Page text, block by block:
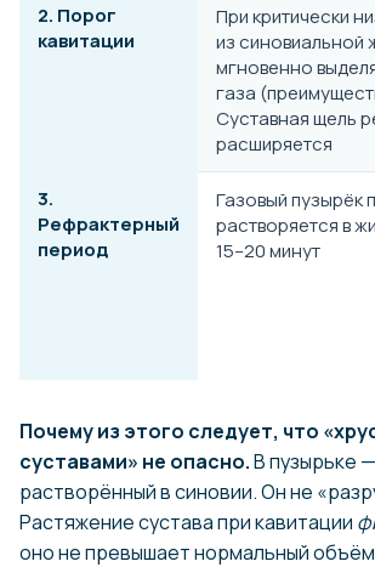
2. Порог
кавитации
При критически
из синовиальной
мгновенно
газа
Суставная щель
расширяется
3.
Рефрактерный
период
Газовый пузырёк
растворяется в
15–20 минут
Почему из этого следует, что
суставами» не опасно.В пузырьке
растворённый в синовии. Он не
Растяжение сустава при кавитации
оно не превышает нормальный